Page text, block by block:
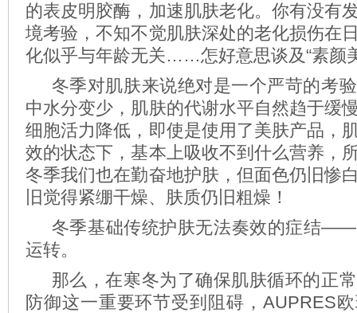
的表皮明胶酶，加速肌肤老化。你有没有
境考验，不知不觉肌肤深处的老化损伤在
化似乎与年龄无关……怎好意思谈及“素颜
冬季对肌肤来说绝对是一个严苛的考
中水分变少，肌肤的代谢水平自然趋于缓
细胞活力降低，即使是使用了美肤产品，
效的状态下，基本上吸收不到什么营养，
冬季我们也在勤奋地护肤，但面色仍旧惨
旧觉得紧绷干燥、肤质仍旧粗燥！
冬季基础传统护肤无法奏效的症结——
运转。
那么，在寒冬为了确保肌肤循环的正
防御这一重要环节受到阻碍，AUPRES